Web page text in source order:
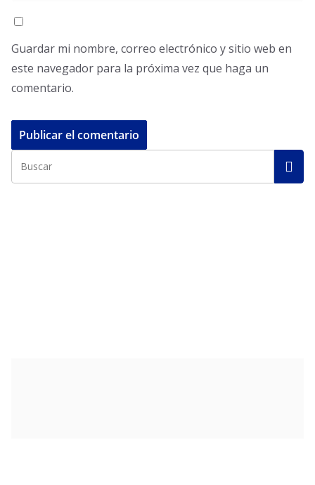
Guardar mi nombre, correo electrónico y sitio web en
este navegador para la próxima vez que haga un
comentario.